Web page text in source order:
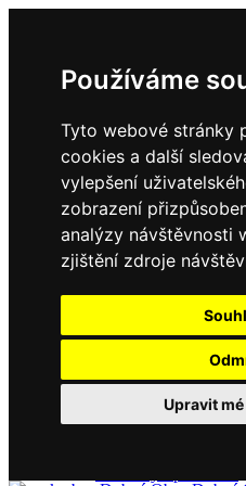
Používáme
Tyto webové stránky
cookies a další
vylepšení
zobrazení
analýzy návštěvnosti
zjištění zdroje
Upravit
Domů
Kontakty
Úřední deska
Vyhlášky
Složení zastupitelstva